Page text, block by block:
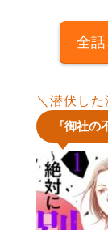
全
＼潜伏し
『御社